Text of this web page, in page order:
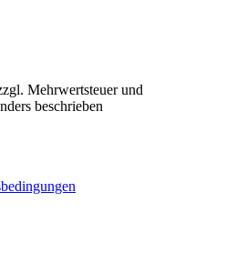
Mehrwertsteuer und
beschrieben